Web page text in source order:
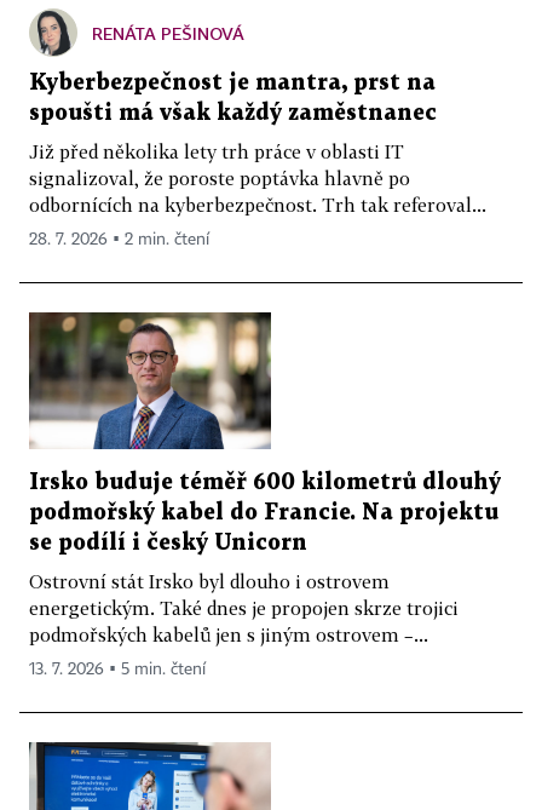
RENÁTA PEŠINOVÁ
Kyberbezpečnost je mantra, prst na
spoušti má však každý zaměstnanec
Již před několika lety trh práce v oblasti IT
signalizoval, že poroste poptávka hlavně po
odbornících na kyberbezpečnost. Trh tak referoval...
28. 7. 2026 ▪ 2 min. čtení
Irsko buduje téměř 600 kilometrů dlouhý
podmořský kabel do Francie. Na projektu
se podílí i český Unicorn
Ostrovní stát Irsko byl dlouho i ostrovem
energetickým. Také dnes je propojen skrze trojici
podmořských kabelů jen s jiným ostrovem –...
13. 7. 2026 ▪ 5 min. čtení